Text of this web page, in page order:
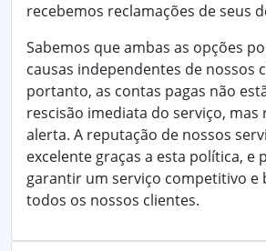
recebemos reclamações de seus
Sabemos que ambas as opções
causas independentes de nossos
portanto, as contas pagas não
rescisão imediata do serviço, mas
alerta. A reputação de nossos
excelente graças a esta política, e
garantir um serviço competitivo e
todos os nossos clientes.